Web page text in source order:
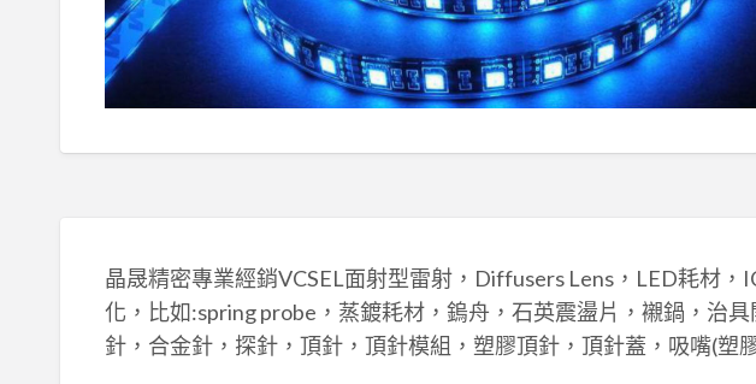
晶晟精密專業經銷VCSEL面射型雷射，Diffusers Lens，LED耗材，
化，比如:spring probe，蒸鍍耗材，鎢舟，石英震盪片，襯鍋，治
針，合金針，探針，頂針，頂針模組，塑膠頂針，頂針蓋，吸嘴(塑